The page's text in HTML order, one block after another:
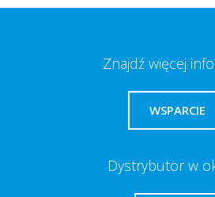
Znajdź więcej
WSPARCIE
Dystrybutor w